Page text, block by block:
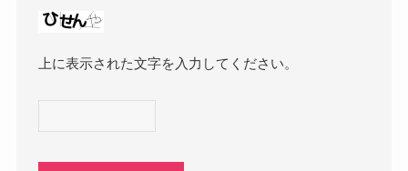
上に表示された文字を入力してください。